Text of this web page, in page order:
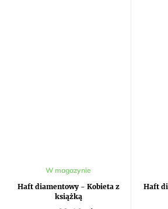
Haft diamentowy - Kobieta z
książką
W magazynie
Haft